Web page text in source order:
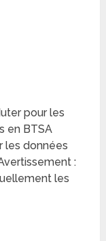
pour les
en BTSA
les données
:
les